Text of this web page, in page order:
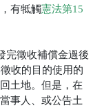
有牴觸憲法第15
完徵收補償金過後
收的目的使用的
土地。但是，在
事人、或公告土